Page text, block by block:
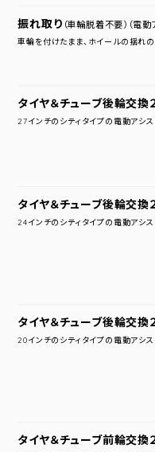
振れ取り （車輪脱着不要） （電動
車輪を付けたまま、ホイールの揺れ
タイヤ＆チューブ後輪交換
27インチのシティタイプの電動アシ
タイヤ＆チューブ後輪交換
24インチのシティタイプの電動アシ
タイヤ＆チューブ後輪交換
20インチのシティタイプの電動アシ
タイヤ＆チューブ前輪交換